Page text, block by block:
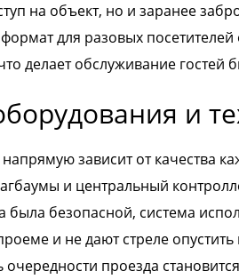
на объект, но и заранее
для разовых
делает обслуживание
и
зависит от качества
и центральный
была безопасной, система
и не дают стреле
проезда